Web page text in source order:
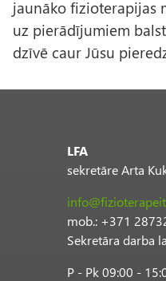
jaunāko fizioterapijas
uz pierādījumiem
dzīvē caur Jūsu
LFA
sekretāre Arta
mob.: +371
Sekretāra darba
P - Pk 09:00 -